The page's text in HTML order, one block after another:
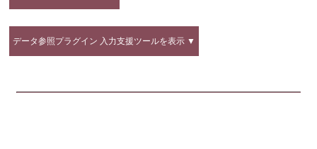
データ参照プラグイン 入力支援ツールを表示 ▼